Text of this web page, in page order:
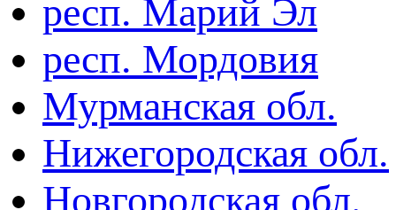
респ. Марий Эл
респ. Мордовия
Мурманская обл.
Нижегородская обл.
Новгородская обл.